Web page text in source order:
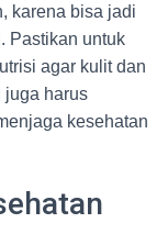
karena bisa jadi
Pastikan untuk
agar kulit dan
juga harus
kesehatan